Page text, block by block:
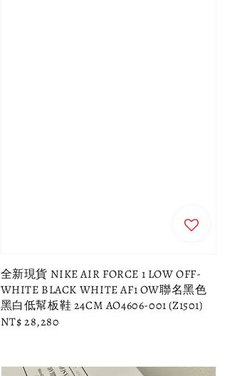
全新現貨 NIKE AIR FORCE 1 LOW OFF-
WHITE BLACK WHITE AF1 OW聯名黑色
黑白低幫板鞋 24CM AO4606-001 (Z1501)
Regular
NT$ 28,280